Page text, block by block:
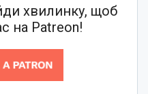
хвилинку, щоб
на Patreon!